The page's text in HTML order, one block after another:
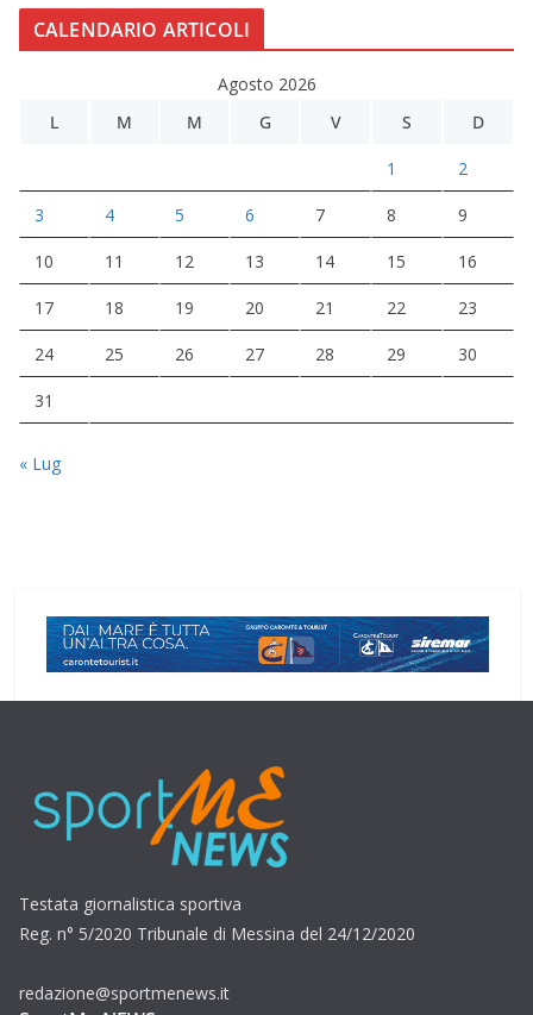
CALENDARIO ARTICOLI
Agosto 2026
L
M M G V S D
1 2
3 4 5 6 7 8 9
10 11 12 13 14 15 16
17 18 19 20 21 22 23
24 25 26 27 28 29 30
31
« Lug
Testata giornalistica sportiva
Reg. n° 5/2020 Tribunale di Messina del 24/12/2020
redazione@sportmenews.it